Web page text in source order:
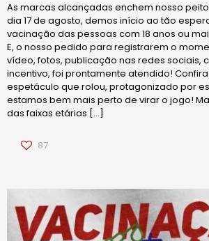
As marcas alcançadas enchem nosso
dia 17 de agosto, demos início ao tão
vacinação das pessoas com 18 anos ou
E, o nosso pedido para registrarem o
vídeo, fotos, publicação nas redes sociais,
incentivo, foi prontamente atendido!
espetáculo que rolou, protagonizado por
estamos bem mais perto de virar o jogo!
das faixas etárias […]
87